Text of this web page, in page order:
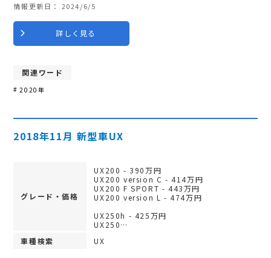
情報更新日： 2024/6/5
詳しく見る
関連ワード
2020年
2018年11月 新型車UX
グレード・価格
UX200 - 390万円
UX200 version C - 414万円
UX200 F SPORT - 443万円
UX200 version L - 474万円
UX250h - 425万円
UX250…
車種検索
UX